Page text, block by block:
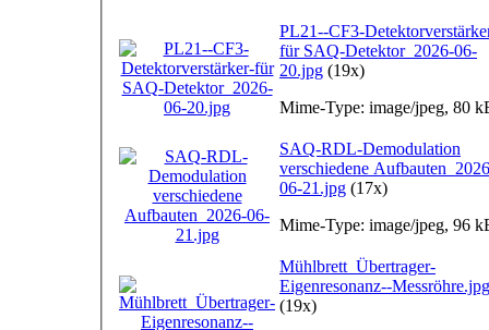
PL21--CF3-
für SAQ-Detektor_2026-06-
20.jpg (19x)
Mime-Type: image/jpeg, 80
SAQ-RDL-Demodulation
verschiedene
06-21.jpg (17x)
Mime-Type: image/jpeg, 96
Mühlbrett_Übertrager-
Eigenresonanz--Messröhre.jpg
(19x)